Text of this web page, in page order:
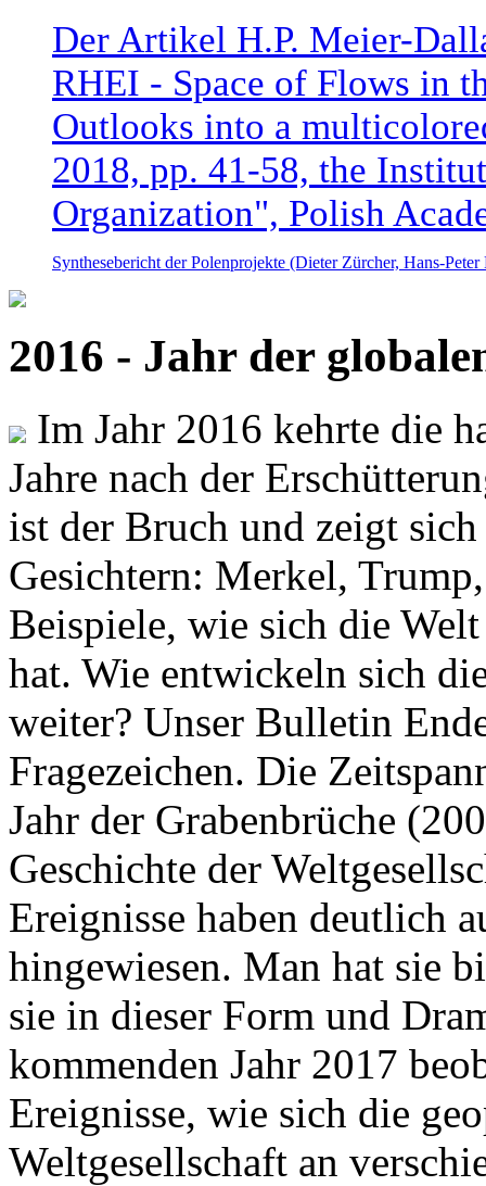
Der Artikel H.P. Meier-
RHEI - Space of Flows in
Outlooks into a
2018, pp. 41-58, the
Organization", Polish
Synthesebericht der Polenprojekte (Dieter Zürcher, Hans-
2016 - Jahr der
Im Jahr 2016 kehrte die
Jahre nach der
ist der Bruch und zeigt
Gesichtern: Merkel,
Beispiele, wie sich die
hat. Wie entwickeln sich
weiter? Unser Bulletin
Fragezeichen. Die
Jahr der Grabenbrüche
Geschichte der
Ereignisse haben deutlich
hingewiesen. Man hat sie
sie in dieser Form und
kommenden Jahr 2017
Ereignisse, wie sich die
Weltgesellschaft an